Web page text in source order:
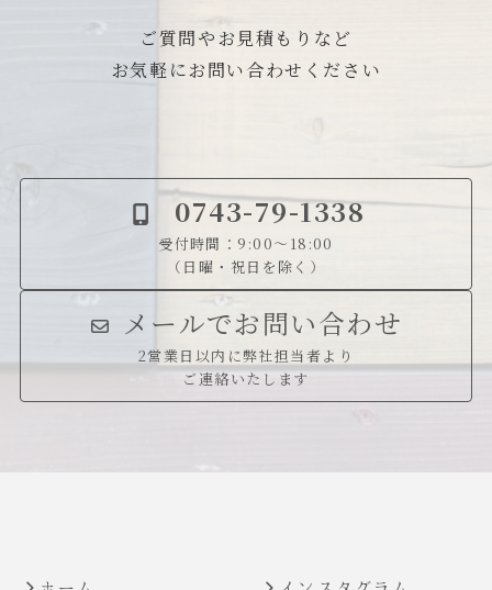
ご質問やお見積もりなど
お気軽にお問い合わせください
0743-79-1338
受付時間：9:00～18:00
（日曜・祝日を除く）
メールでお問い合わせ
2営業日以内に弊社担当者より
ご連絡いたします